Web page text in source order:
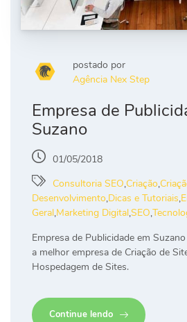
postado por
Agência Nex Step
Empresa de
Suzano
01/05/2018
Consultoria SEO,Criação,
Desenvolvimento,Dicas e Tutoriais,
Geral,Marketing Digital,SEO,
Empresa de Publicidade em
a melhor empresa de Criação de
Hospedagem de Sites.
Continue lendo